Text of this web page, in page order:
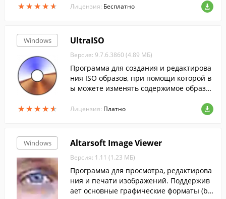
★★★★★
★★★★★ Лицензия: Бесплатно
Windows
★★★★★
★★★★★
UltraISO
Версия: 9.7.6.3860 (4.89 МБ)
Программа для создания и редактирова
ния ISO образов, при помощи которой в
ы можете изменять содержимое образо
ь ISO-файлы с жесткого диска.
Лицензия: Платно
Windows Altarsoft Image Viewer
Версия: 1.11 (1.23 МБ)
Программа для просмотра, редактирова
ния и печати изображений. Поддержив
ает основные графические форматы (b